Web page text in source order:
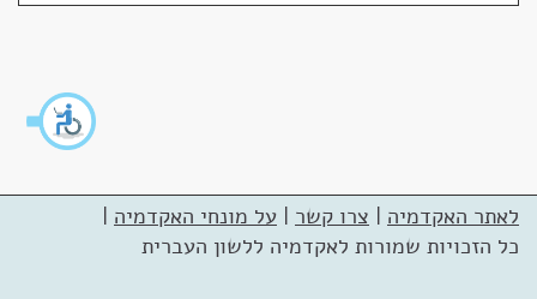
לאתר האקדמיה | צרו קשר | על מונחי האקדמיה |
כל הזכויות שמורות לאקדמיה ללשון העברית